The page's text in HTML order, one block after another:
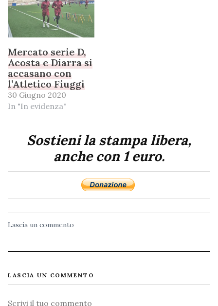
Mercato serie D,
Acosta e Diarra si
accasano con
l’Atletico Fiuggi
30 Giugno 2020
In "In evidenza"
Sostieni la stampa libera,
anche con 1 euro.
Lascia un commento
LASCIA UN COMMENTO
Commento